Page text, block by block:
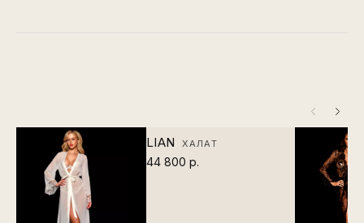
LIAN ХАЛАТ
44 800 р.